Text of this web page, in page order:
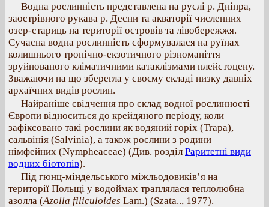
Водна рослинність представлена на руслі р. Дніпра,
заострівного рукава р. Десни та акваторії численних
озер-стариць на території островів та лівобережжя.
Сучасна водна рослинність сформувалася на руїнах
колишнього тропічно-екзотичного різноманіття
зруйнованого кліматичними катаклізмами плейстоцену.
Зважаючи на що зберегла у своєму складі низку давніх
архаїчних видів рослин.
Найраніше свідчення про склад водної рослинності
Європи відноситься до крейдяного періоду, коли
зафіксовано такі рослини як водяний горіх (Trapa),
сальвінія (Salvinia), а також рослини з родини
німфейних (Nympheaceae) (Див. розділ Раритетні види
водних біотопів).
Під гюнц-міндельського міжльодовиків’я на
території Польщі у водоймах траплялася теплолюбна
азолла (Azolla filiculoides Lam.) (Szata.., 1977).